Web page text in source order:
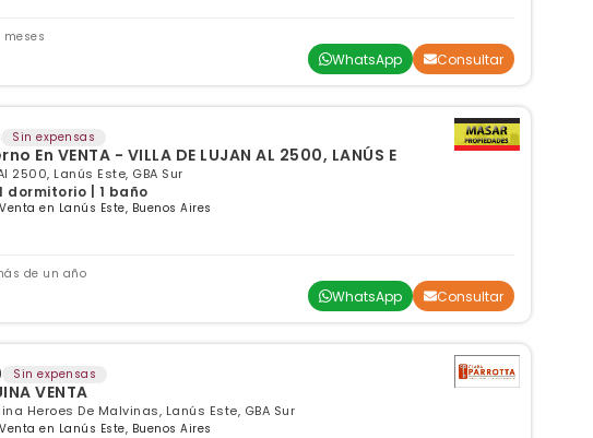
WhatsApp Consultar
Sin expensas
En VENTA - VILLA DE LUJAN AL 2500, LANÚS E
2500, Lanús Este, GBA Sur
dormitorio | 1 baño
en Lanús Este, Buenos Aires
de un año
WhatsApp Consultar
Sin expensas
LOTE EN ESQUINA VENTA
Heroes De Malvinas, Lanús Este, GBA Sur
en Lanús Este, Buenos Aires